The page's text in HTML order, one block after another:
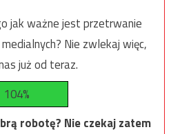
jak ważne jest przetrwanie
Nie zwlekaj więc,
już od teraz.
104%
robotę? Nie czekaj zatem